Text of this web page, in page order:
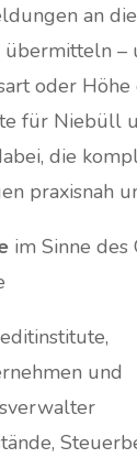
an
übermitteln –
oder Höhe
für Niebüll
die
praxisnah
im Sinne des
und